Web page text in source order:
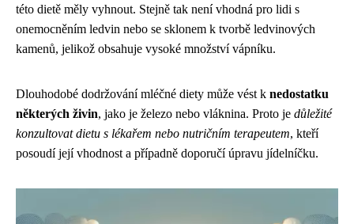
této dietě měly vyhnout. Stejně tak není vhodná pro lidi s
onemocněním ledvin nebo se sklonem k tvorbě ledvinových
kamenů, jelikož obsahuje vysoké množství vápníku.
Dlouhodobé dodržování mléčné diety může vést k nedostatku
některých živin, jako je železo nebo vláknina. Proto je důležité
konzultovat dietu s lékařem nebo nutričním terapeutem, kteří
posoudí její vhodnost a případně doporučí úpravu jídelníčku.